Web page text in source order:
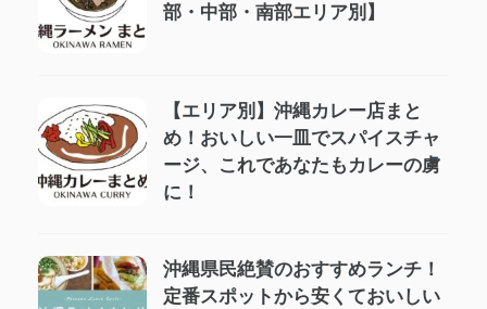
部・中部・南部エリア別】
【エリア別】沖縄カレー店まと
め！おいしい一皿でスパイスチャ
ージ、これであなたもカレーの虜
に！
沖縄県民絶賛のおすすめランチ！
定番スポットから安くておいしい